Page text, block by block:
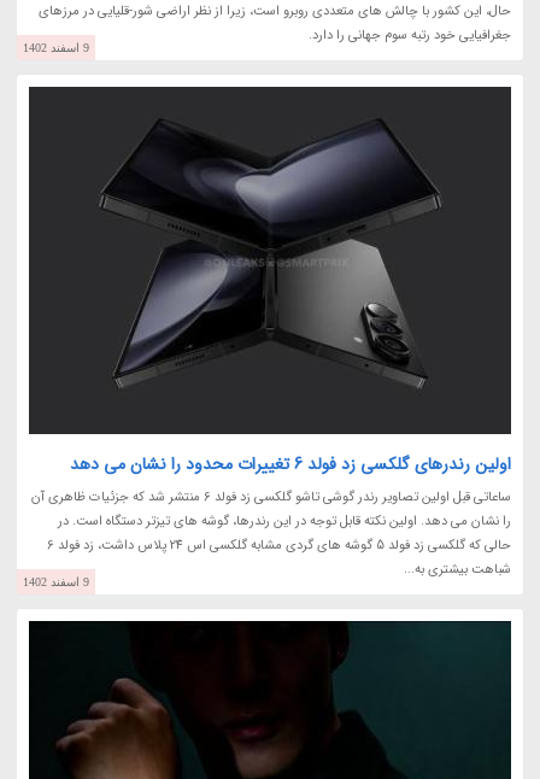
حال، این کشور با چالش های متعددی روبرو است، زیرا از نظر اراضی شور-قلیایی در مرزهای
جغرافیایی خود رتبه سوم جهانی را دارد.
9 اسفند 1402
اولین رندرهای گلکسی زد فولد 6 تغییرات محدود را نشان می دهد
ساعاتی قبل اولین تصاویر رندر گوشی تاشو گلکسی زد فولد 6 منتشر شد که جزئیات ظاهری آن
را نشان می دهد. اولین نکته قابل توجه در این رندرها، گوشه های تیزتر دستگاه است. در
حالی که گلکسی زد فولد 5 گوشه های گردی مشابه گلکسی اس 24 پلاس داشت، زد فولد 6
شباهت بیشتری به...
9 اسفند 1402